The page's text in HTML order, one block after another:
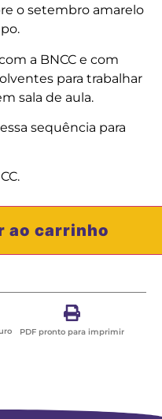
o setembro amarelo
a BNCC e com
para trabalhar
sala de aula.
sequência para
ao carrinho
PDF pronto para imprimir